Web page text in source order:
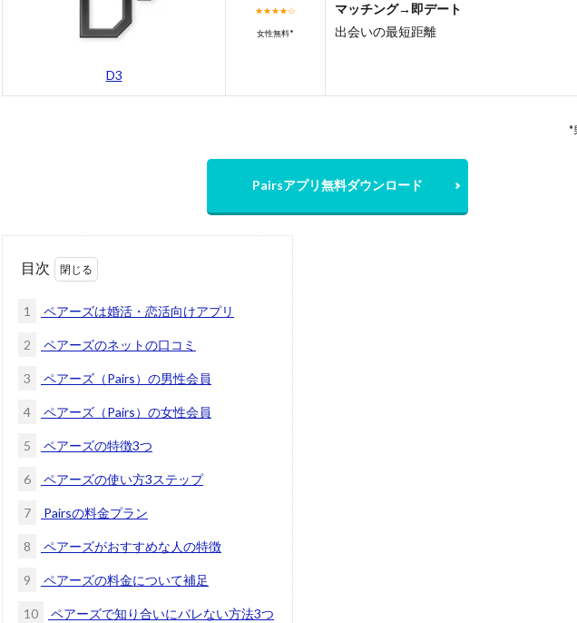
D3
★★★★☆
女性無料*
マッチング→即デート
出会いの最短距離
*
Pairsアプリ無料ダウンロード
目次
1 ペアーズは婚活・恋活向けアプリ
2 ペアーズのネットの口コミ
3 ペアーズ（Pairs）の男性会員
4 ペアーズ（Pairs）の女性会員
5 ペアーズの特徴3つ
6 ペアーズの使い方3ステップ
7 Pairsの料金プラン
8 ペアーズがおすすめな人の特徴
9 ペアーズの料金について補足
10 ペアーズで知り合いにバレない方法3つ